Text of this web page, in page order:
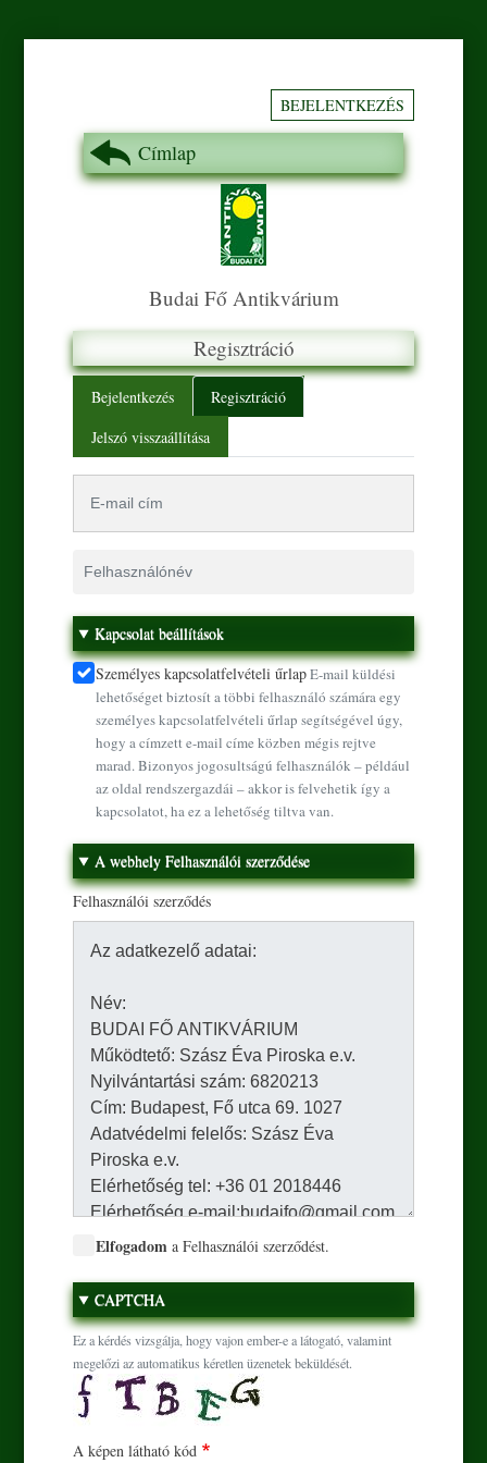
Ugrás a tartalomra
BEJELENTKEZÉS
Címlap
Budai Fő Antikvárium
Regisztráció
Primary tabs
Bejelentkezés
Regisztráció
Jelszó visszaállítása
Kapcsolat beállítások
Személyes kapcsolatfelvételi űrlapE-mail küldési
lehetőséget biztosít a többi felhasználó számára egy
személyes kapcsolatfelvételi űrlap segítségével úgy,
hogy a címzett e-mail címe közben mégis rejtve
marad. Bizonyos jogosultságú felhasználók – például
az oldal rendszergazdái – akkor is felvehetik így a
kapcsolatot, ha ez a lehetőség tiltva van.
A webhely Felhasználói szerződése
Felhasználói szerződés
Elfogadom a Felhasználói szerződést.
CAPTCHA
Ez a kérdés vizsgálja, hogy vajon ember-e a látogató, valamint
megelőzi az automatikus kéretlen üzenetek beküldését.
A képen látható kód